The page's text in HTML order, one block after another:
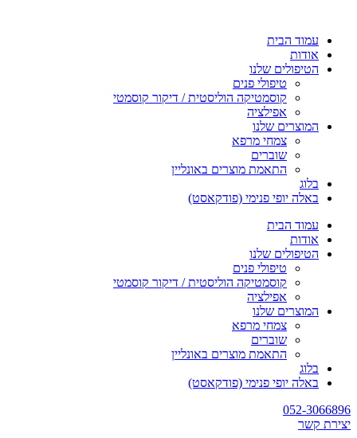
עמוד הבית
אודות
הטיפולים שלנו
טיפולי פנים
קוסמטיקה הוליסטית / דיקור קוסמטי
אפילציה
המוצרים שלנו
צמחי מרפא
שוברים
התאמת מוצרים באונליין
בלוג
באלה יופי פנימי (פודקאסט)
עמוד הבית
אודות
הטיפולים שלנו
טיפולי פנים
קוסמטיקה הוליסטית / דיקור קוסמטי
אפילציה
המוצרים שלנו
צמחי מרפא
שוברים
התאמת מוצרים באונליין
בלוג
באלה יופי פנימי (פודקאסט)
052-3066896
יצירת קשר